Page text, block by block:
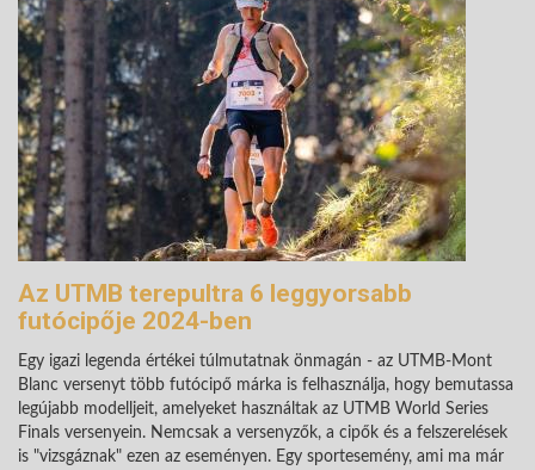
Az UTMB terepultra 6 leggyorsabb
futócipője 2024-ben
Egy igazi legenda értékei túlmutatnak önmagán - az UTMB-Mont
Blanc versenyt több futócipő márka is felhasználja, hogy bemutassa
legújabb modelljeit, amelyeket használtak az UTMB World Series
Finals versenyein. Nemcsak a versenyzők, a cipők és a felszerelések
is "vizsgáznak" ezen az eseményen. Egy sportesemény, ami ma már